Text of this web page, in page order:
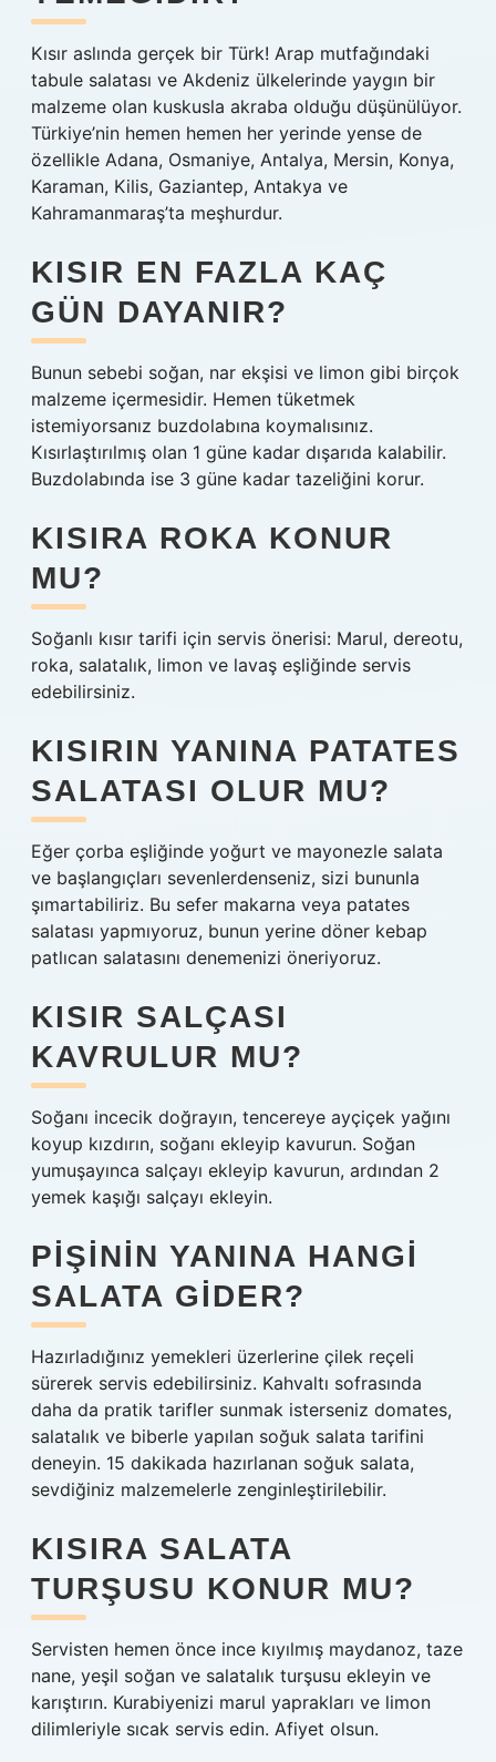
Kısır aslında gerçek bir Türk! Arap mutfağındaki
tabule salatası ve Akdeniz ülkelerinde yaygın bir
malzeme olan kuskusla akraba olduğu düşünülüyor.
Türkiye’nin hemen hemen her yerinde yense de
özellikle Adana, Osmaniye, Antalya, Mersin, Konya,
Karaman, Kilis, Gaziantep, Antakya ve
Kahramanmaraş’ta meşhurdur.
KISIR EN FAZLA KAÇ
GÜN DAYANIR?
Bunun sebebi soğan, nar ekşisi ve limon gibi birçok
malzeme içermesidir. Hemen tüketmek
istemiyorsanız buzdolabına koymalısınız.
Kısırlaştırılmış olan 1 güne kadar dışarıda kalabilir.
Buzdolabında ise 3 güne kadar tazeliğini korur.
KISIRA ROKA KONUR
MU?
Soğanlı kısır tarifi için servis önerisi: Marul, dereotu,
roka, salatalık, limon ve lavaş eşliğinde servis
edebilirsiniz.
KISIRIN YANINA PATATES
SALATASI OLUR MU?
Eğer çorba eşliğinde yoğurt ve mayonezle salata
ve başlangıçları sevenlerdenseniz, sizi bununla
şımartabiliriz. Bu sefer makarna veya patates
salatası yapmıyoruz, bunun yerine döner kebap
patlıcan salatasını denemenizi öneriyoruz.
KISIR SALÇASI
KAVRULUR MU?
Soğanı incecik doğrayın, tencereye ayçiçek yağını
koyup kızdırın, soğanı ekleyip kavurun. Soğan
yumuşayınca salçayı ekleyip kavurun, ardından 2
yemek kaşığı salçayı ekleyin.
PIŞININ YANINA HANGI
SALATA GIDER?
Hazırladığınız yemekleri üzerlerine çilek reçeli
sürerek servis edebilirsiniz. Kahvaltı sofrasında
daha da pratik tarifler sunmak isterseniz domates,
salatalık ve biberle yapılan soğuk salata tarifini
deneyin. 15 dakikada hazırlanan soğuk salata,
sevdiğiniz malzemelerle zenginleştirilebilir.
KISIRA SALATA
TURŞUSU KONUR MU?
Servisten hemen önce ince kıyılmış maydanoz, taze
nane, yeşil soğan ve salatalık turşusu ekleyin ve
karıştırın. Kurabiyenizi marul yaprakları ve limon
dilimleriyle sıcak servis edin. Afiyet olsun.